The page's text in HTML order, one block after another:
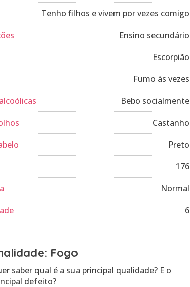
Tenho filhos e vivem por vezes comigo
Ensino secundário
Escorpião
Fumo às vezes
Bebo socialmente
Castanho
Preto
176
Normal
6
Fogo
saber qual é a sua principal qualidade? E o
defeito?